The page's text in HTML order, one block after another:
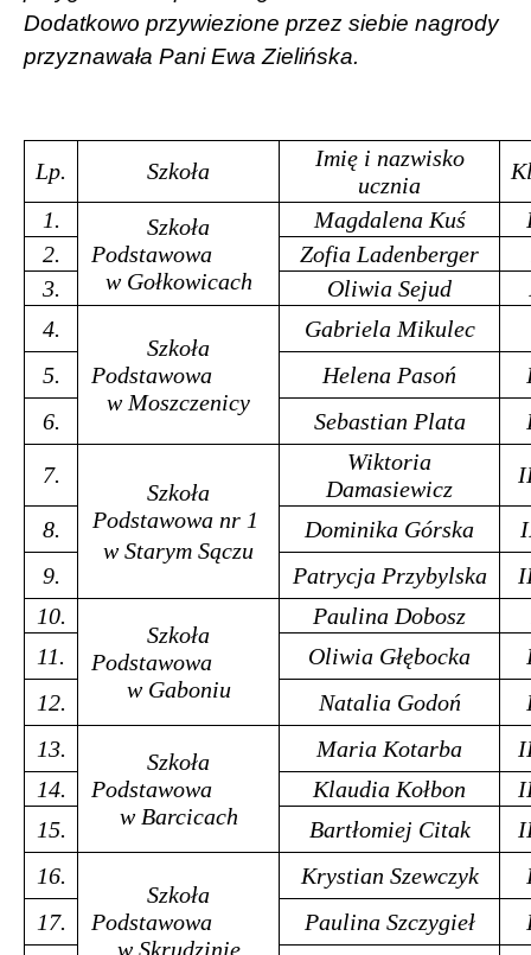
Dodatkowo przywiezione przez siebie nagrody
przyznawała Pani Ewa Zielińska.
Lp. Szkoła
Imię i nazwisko
ucznia
1.
Szkoła
Podstawowa
w Gołkowicach
Magdalena Kuś
2.
Zofia Ladenberger
3.
Oliwia Sejud
4.
Szkoła
Podstawowa
w Moszczenicy
Gabriela Mikulec
5.
Helena Pasoń
6.
Sebastian Plata
7.
Szkoła
Podstawowa nr 1
w Starym Sączu
Wiktoria
Damasiewicz
8. Dominika Górska
9.
Patrycja Przybylska
10.
Szkoła
Podstawowa
w Gaboniu
Paulina Dobosz
11.
Oliwia Głębocka
12.
Natalia Godoń
13.
Szkoła
Podstawowa
w Barcicach
Maria Kotarba
14.
Klaudia Kołbon
15.
Bartłomiej Citak
16.
Szkoła
Podstawowa
w Skrudzinie
Krystian Szewczyk
17.
Paulina Szczygieł